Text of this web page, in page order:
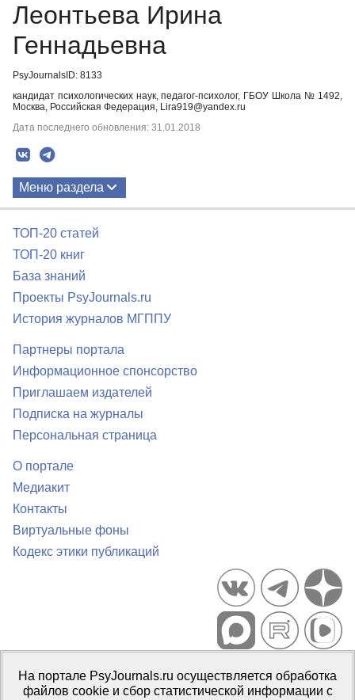
Леонтьева Ирина
Геннадьевна
PsyJournalsID: 8133
кандидат психологических наук, педагог-психолог, ГБОУ Школа № 1492,
Москва, Российская Федерация, Lira919@yandex.ru
Дата последнего обновления: 31.01.2018
Меню раздела
ТОП-20 статей
ТОП-20 книг
База знаний
Проекты PsyJournals.ru
История журналов МГППУ
Партнеры портала
Информационное спонсорство
Приглашаем издателей
Подписка на журналы
Персональная страница
О портале
Медиакит
Контакты
Виртуальные фоны
Кодекс этики публикаций
Портал психологических изданий PsyJournals.ru, 2007–2026
Правила использования материалов
На портале PsyJournals.ru осуществляется обработка
файлов cookie и сбор статистической информации с